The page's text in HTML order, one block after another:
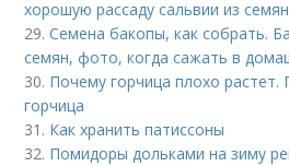
хорошую рассаду сальвии из
29.Семена бакопы, как собрать.
семян, фото, когда сажать в
30. Почему горчица плохо растет.
горчица
31. Как хранить патиссоны
32. Помидоры дольками на зиму